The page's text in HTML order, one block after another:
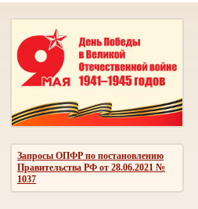
Запросы ОПФР по постановлению
Правительства РФ от 28.06.2021 №
1037